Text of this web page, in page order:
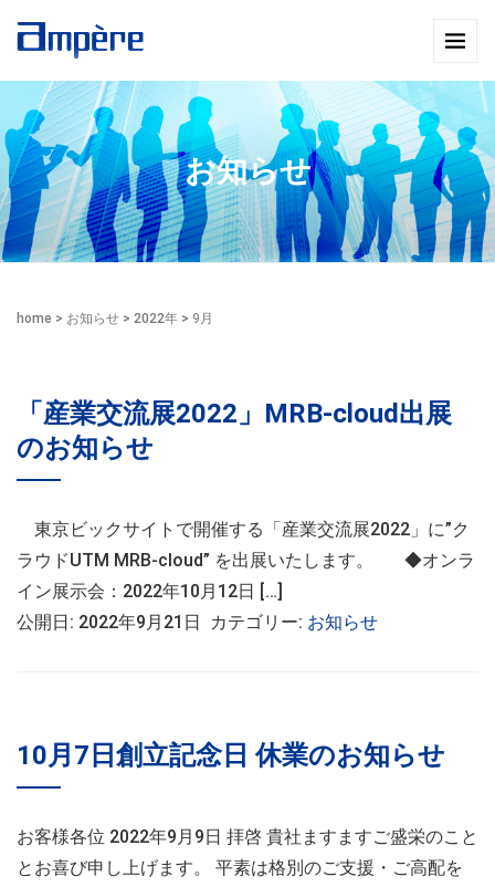
お知らせ
home > お知らせ > 2022年 > 9月
「産業交流展2022」MRB-cloud出展
のお知らせ
東京ビックサイトで開催する「産業交流展2022」に”ク
ラウドUTM MRB-cloud” を出展いたします。 ◆オンラ
イン展示会：2022年10月12日 […]
公開日: 2022年9月21日 カテゴリー: お知らせ
10月7日創立記念日 休業のお知らせ
お客様各位 2022年9月9日 拝啓 貴社ますますご盛栄のこと
とお喜び申し上げます。 平素は格別のご支援・ご高配を